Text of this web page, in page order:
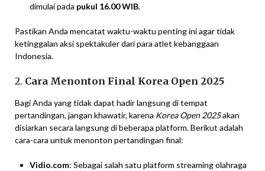
dimulai pada pukul 16.00 WIB.
Pastikan Anda mencatat waktu-waktu penting ini agar tidak
ketinggalan aksi spektakuler dari para atlet kebanggaan
Indonesia.
2. Cara Menonton Final Korea Open 2025
Bagi Anda yang tidak dapat hadir langsung di tempat
pertandingan, jangan khawatir, karena Korea Open 2025akan
disiarkan secara langsung di beberapa platform. Berikut adalah
cara-cara untuk menonton pertandingan final:
Vidio.com: Sebagai salah satu platform streaming olahraga